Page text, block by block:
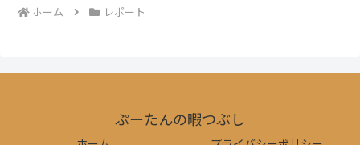
ホーム レポート
ぷーたんの暇つぶし